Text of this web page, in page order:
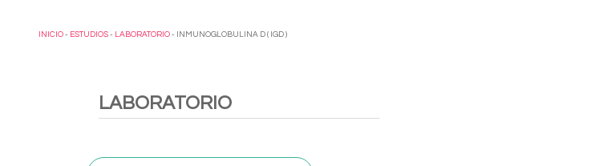
INICIO - ESTUDIOS - LABORATORIO - INMUNOGLOBULINA D ( IGD )
LABORATORIO